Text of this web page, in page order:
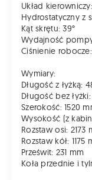
Układ kierowniczy:
Hydrostatyczny z
Kąt skrętu: 39°
Wydajność
Ciśnienie robocze:
Wymiary:
Długość z łyżką:
Długość bez
Szerokość: 1520
Wysokość (z
Rozstaw osi: 2173
Rozstaw kół: 1175
Prześwit: 231 mm
Koła przednie i